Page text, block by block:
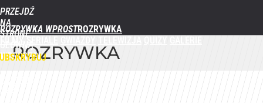
PRZEJDŹ
NA
STRONĘ
GŁÓWNĄ
WPROST.PL
ROZRYWKA WPROST
ROZRYWKA